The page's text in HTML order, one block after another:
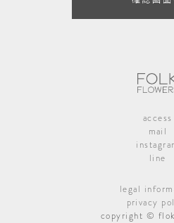
access
mail
line
legal
privacy
copyright ©